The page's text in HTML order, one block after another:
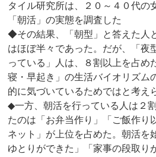
タイル研究所は、２０～４０代の
「朝活」の実態を調査した
◆その結果、「朝型」と答えた人
はほぼ半々であった。だが、「夜
っている」人は、８割以上を占め
寝・早起き」の生活バイオリズム
的に気づいているためではと考え
◆一方、朝活を行っている人は２
たのは「お弁当作り」「ご飯作り
ネット」が上位を占めた。朝活を
ゆとりができた」「家事の段取り